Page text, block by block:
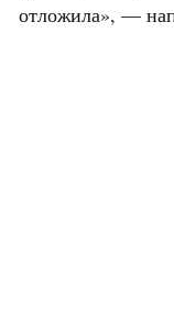
отложила», —